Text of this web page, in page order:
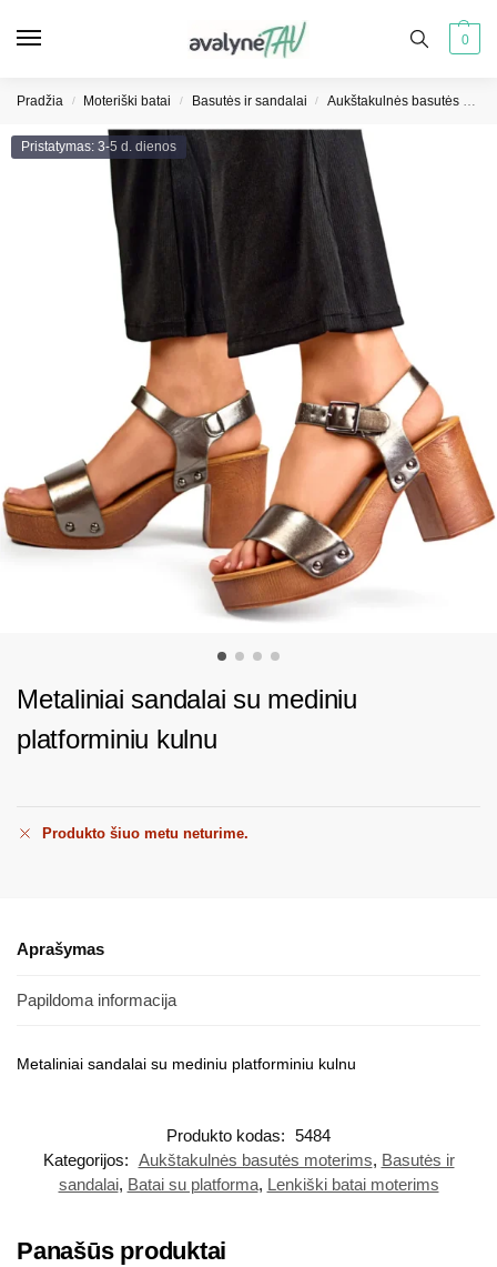
0
Pradžia / Moteriški batai / Basutės ir sandalai / Aukštakulnės basutės moterims
Pristatymas: 3-5 d. dienos
Metaliniai sandalai su mediniu
platforminiu kulnu
Produkto šiuo metu neturime.
Aprašymas
Papildoma informacija
Metaliniai sandalai su mediniu platforminiu kulnu
Produkto kodas: 5484
Kategorijos: Aukštakulnės basutės moterims, Basutės ir
sandalai, Batai su platforma, Lenkiški batai moterims
Panašūs produktai